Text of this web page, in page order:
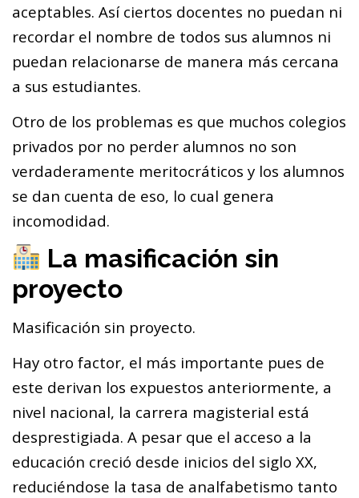
aceptables. Así ciertos docentes no puedan ni
recordar el nombre de todos sus alumnos ni
puedan relacionarse de manera más cercana
a sus estudiantes.
Otro de los problemas es que muchos colegios
privados por no perder alumnos no son
verdaderamente meritocráticos y los alumnos
se dan cuenta de eso, lo cual genera
incomodidad.
La masificación sin
proyecto
Masificación sin proyecto.
Hay otro factor, el más importante pues de
este derivan los expuestos anteriormente, a
nivel nacional, la carrera magisterial está
desprestigiada. A pesar que el acceso a la
educación creció desde inicios del siglo XX,
reduciéndose la tasa de analfabetismo tanto